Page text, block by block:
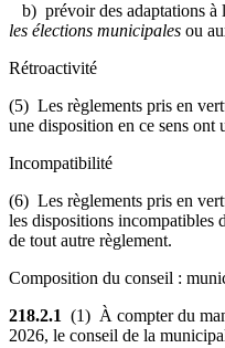
b) prévoir des adaptations à
les élections municipales ou
Rétroactivité
(5) Les règlements pris en
une disposition en ce sens ont
Incompatibilité
(6) Les règlements pris en
les dispositions incompatibles
de tout autre règlement.
Composition du conseil :
218.2.1 (1) À compter du
2026, le conseil de la